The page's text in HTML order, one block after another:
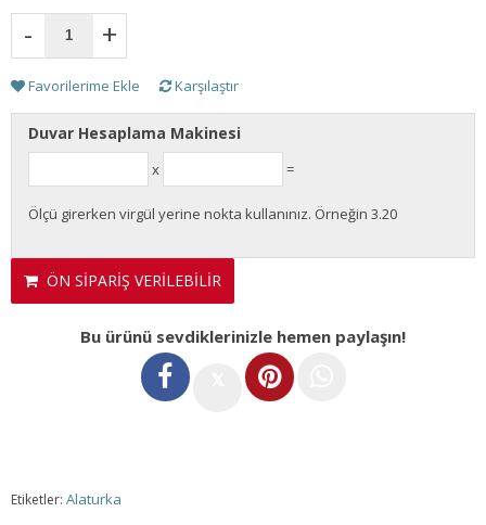
- +
Favorilerime Ekle Karşılaştır
Duvar Hesaplama Makinesi
x =
Ölçü girerken virgül yerine nokta kullanınız. Örneğin 3.20
ÖN SİPARİŞ VERİLEBİLİR
Bu ürünü sevdiklerinizle hemen paylaşın!
Etiketler: Alaturka